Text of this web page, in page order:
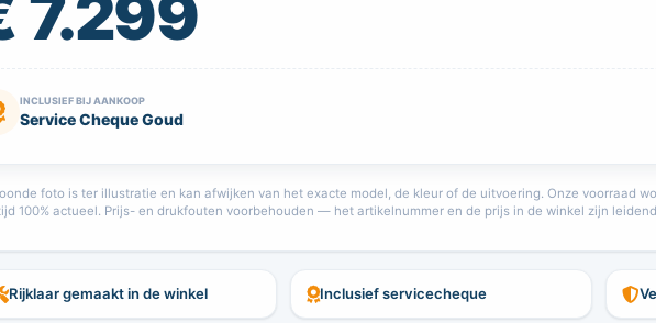
7.299
INCLUSIEF BIJ AANKOOP
Service Cheque Goud
foto is ter illustratie en kan afwijken van het exacte model, de kleur of de uitvoering. Onze voorraad
100% actueel. Prijs- en drukfouten voorbehouden — het artikelnummer en de prijs in de winkel zijn
Rijklaar gemaakt in de winkel Inclusief servicecheque